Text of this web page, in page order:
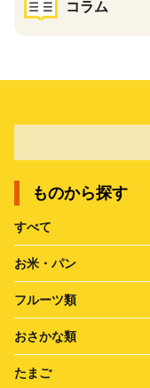
コラム
ものから探す
すべて
お米・パン
フルーツ類
おさかな類
たまご